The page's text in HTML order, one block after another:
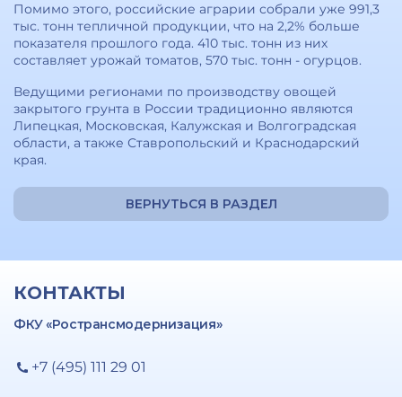
Помимо этого, российские аграрии собрали уже 991,3
тыс. тонн тепличной продукции, что на 2,2% больше
показателя прошлого года. 410 тыс. тонн из них
составляет урожай томатов, 570 тыс. тонн - огурцов.
Ведущими регионами по производству овощей
закрытого грунта в России традиционно являются
Липецкая, Московская, Калужская и Волгоградская
области, а также Ставропольский и Краснодарский
края.
ВЕРНУТЬСЯ В РАЗДЕЛ
КОНТАКТЫ
ФКУ «Ространсмодернизация»
+7 (495) 111 29 01